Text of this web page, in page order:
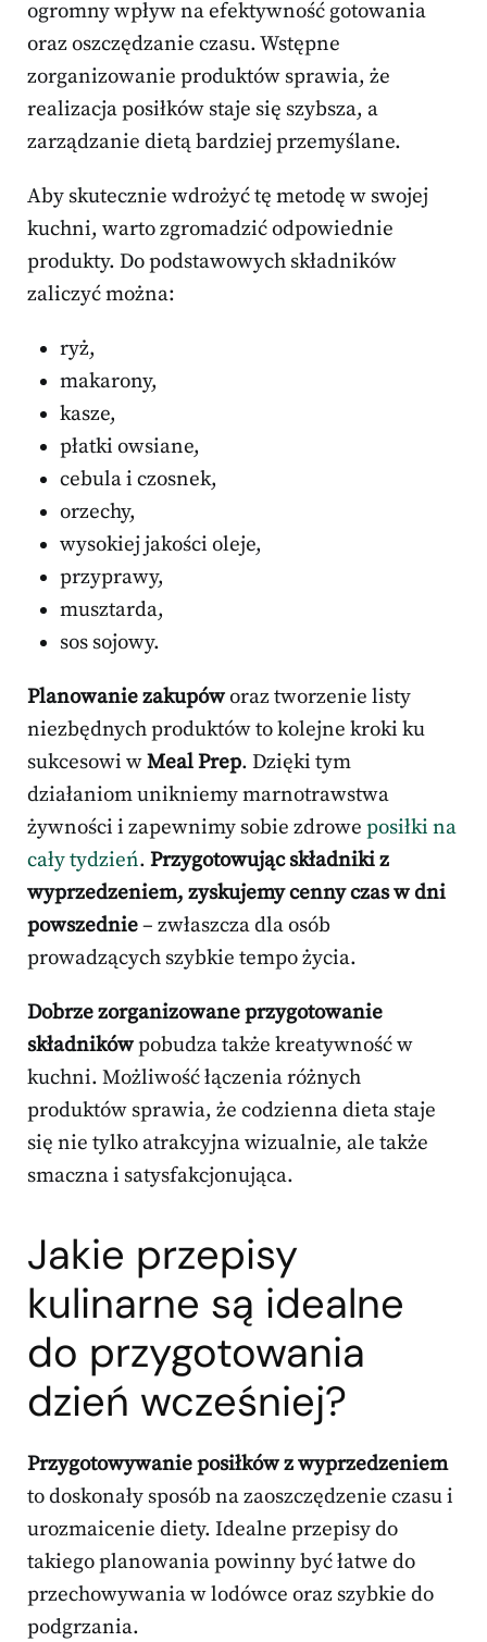
ogromny wpływ na efektywność gotowania
oraz oszczędzanie czasu. Wstępne
zorganizowanie produktów sprawia, że
realizacja posiłków staje się szybsza, a
zarządzanie dietą bardziej przemyślane.
Aby skutecznie wdrożyć tę metodę w swojej
kuchni, warto zgromadzić odpowiednie
produkty. Do podstawowych składników
zaliczyć można:
ryż,
makarony,
kasze,
płatki owsiane,
cebula i czosnek,
orzechy,
wysokiej jakości oleje,
przyprawy,
musztarda,
sos sojowy.
Planowanie zakupóworaz tworzenie listy
niezbędnych produktów to kolejne kroki ku
sukcesowi wMeal Prep. Dzięki tym
działaniom unikniemy marnotrawstwa
żywności i zapewnimy sobie zdrowe posiłki na
cały tydzień. Przygotowując składniki z
wyprzedzeniem, zyskujemy cenny czas w dni
powszednie– zwłaszcza dla osób
prowadzących szybkie tempo życia.
Dobrze zorganizowane przygotowanie
składnikówpobudza także kreatywność w
kuchni. Możliwość łączenia różnych
produktów sprawia, że codzienna dieta staje
się nie tylko atrakcyjna wizualnie, ale także
smaczna i satysfakcjonująca.
Jakie przepisy
kulinarne są idealne
do przygotowania
dzień wcześniej?
Przygotowywanie posiłków z wyprzedzeniem
to doskonały sposób na zaoszczędzenie czasu i
urozmaicenie diety. Idealne przepisy do
takiego planowania powinny być łatwe do
przechowywania w lodówce oraz szybkie do
podgrzania.